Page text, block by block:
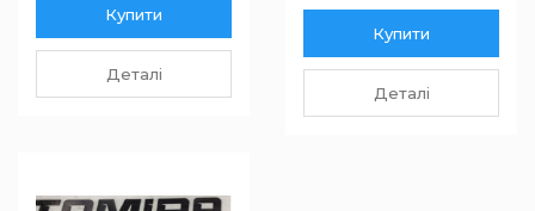
Купити
Деталі
Купити
Деталі